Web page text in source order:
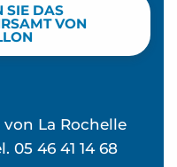
SIE DAS
VON
La Rochelle
05 46 41 14 68